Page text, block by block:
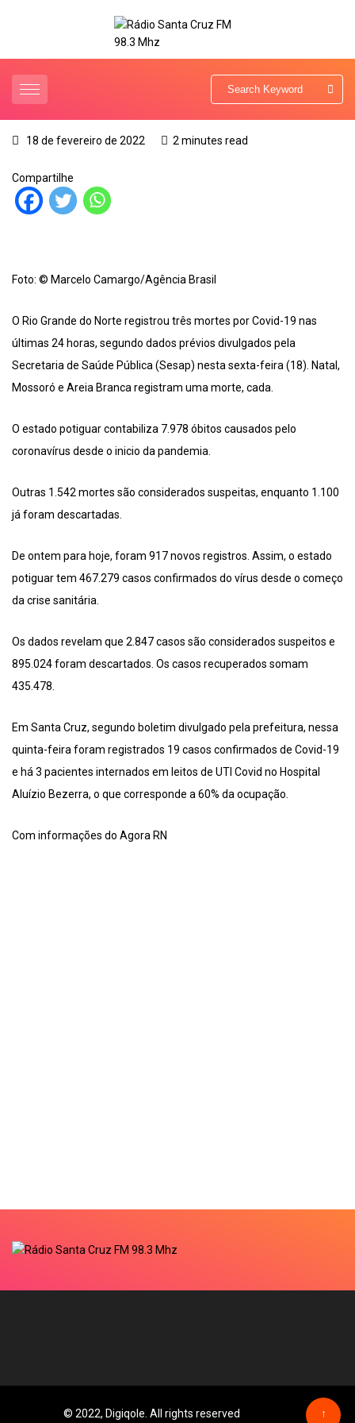
18 de fevereiro de 2022 2 minutes read
Compartilhe
Foto: © Marcelo Camargo/Agência Brasil
O Rio Grande do Norte registrou três mortes por Covid-19 nas
últimas 24 horas, segundo dados prévios divulgados pela
Secretaria de Saúde Pública (Sesap) nesta sexta-feira (18). Natal,
Mossoró e Areia Branca registram uma morte, cada.
O estado potiguar contabiliza 7.978 óbitos causados pelo
coronavírus desde o inicio da pandemia.
Outras 1.542 mortes são considerados suspeitas, enquanto 1.100
já foram descartadas.
De ontem para hoje, foram 917 novos registros. Assim, o estado
potiguar tem 467.279 casos confirmados do vírus desde o começo
da crise sanitária.
Os dados revelam que 2.847 casos são considerados suspeitos e
895.024 foram descartados. Os casos recuperados somam
435.478.
Em Santa Cruz, segundo boletim divulgado pela prefeitura, nessa
quinta-feira foram registrados 19 casos confirmados de Covid-19
e há 3 pacientes internados em leitos de UTI Covid no Hospital
Aluízio Bezerra, o que corresponde a 60% da ocupação.
Com informações do Agora RN
© 2022, Digiqole. All rights reserved ↑